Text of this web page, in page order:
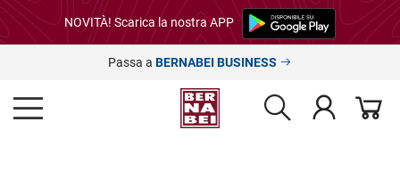
NOVITÀ! Scarica la nostra APP
Passa a BERNABEI BUSINESS